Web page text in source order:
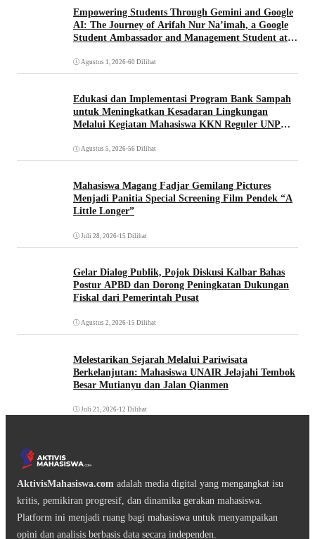
Empowering Students Through Gemini and Google
AI: The Journey of Arifah Nur Na’imah, a Google
Student Ambassador and Management Student at
Agustus 1, 2026•60 Dilihat
Edukasi dan Implementasi Program Bank Sampah
untuk Meningkatkan Kesadaran Lingkungan
Melalui Kegiatan Mahasiswa KKN Reguler UNP
Agustus 5, 2026•56 Dilihat
Mahasiswa Magang Fadjar Gemilang Pictures
Menjadi Panitia Special Screening Film Pendek “A
Little Longer”
Juli 28, 2026•15 Dilihat
Gelar Dialog Publik, Pojok Diskusi Kalbar Bahas
Postur APBD dan Dorong Peningkatan Dukungan
Fiskal dari Pemerintah Pusat
Agustus 2, 2026•15 Dilihat
Melestarikan Sejarah Melalui Pariwisata
Berkelanjutan: Mahasiswa UNAIR Jelajahi Tembok
Besar Mutianyu dan Jalan Qianmen
Juli 21, 2026•12 Dilihat
AktivisMahasiswa.com adalah media digital yang mengangkat isu
kritis, pemikiran progresif, dan dinamika gerakan mahasiswa.
Platform ini menjadi ruang bagi mahasiswa untuk menyampaikan
opini dan analisis berbasis data secara independen.